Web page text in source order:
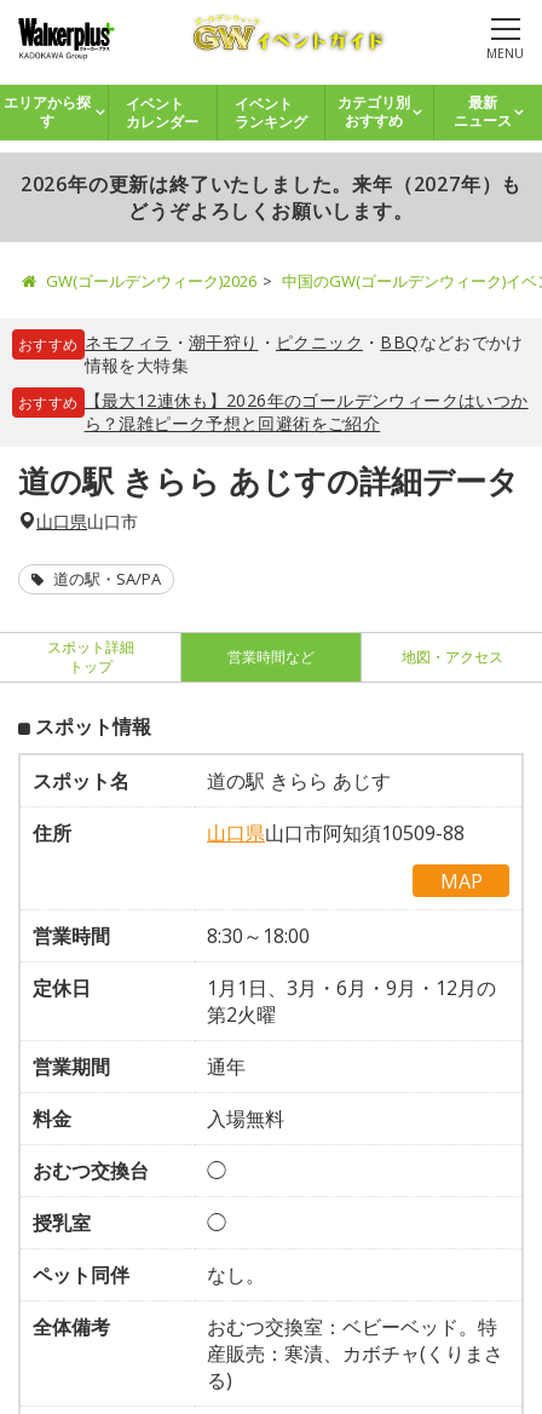
MENU
エリアから探
す
イベント
カレンダー
イベント
ランキング
カテゴリ別
おすすめ
最新
ニュース
2026年の更新は終了いたしました。来年（2027年）も
どうぞよろしくお願いします。
GW(ゴールデンウィーク)2026 中国のGW(ゴールデンウィーク)イ
おすすめ ネモフィラ ・ 潮干狩り ・ ピクニック ・ BBQなどおでかけ
情報を大特集
おすすめ
【最大12連休も】2026年のゴールデンウィークはいつか
ら？混雑ピーク予想と回避術をご紹介
道の駅 きらら あじすの詳細データ
山口県山口市
道の駅・SA/PA
スポット詳細
トップ
営業時間など 地図・アクセス
スポット情報
スポット名
道の駅 きらら あじす
住所
山口県山口市阿知須10509-88
MAP
営業時間
8:30～18:00
定休日
1月1日、3月・6月・9月・12月の
第2火曜
営業期間
通年
料金
入場無料
おむつ交換台
◯
授乳室
◯
ペット同伴
なし。
全体備考
おむつ交換室：ベビーベッド。特
産販売：寒漬、カボチャ(くりまさ
る)